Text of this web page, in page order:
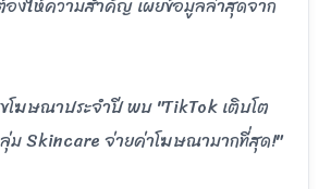
โฆษณาประจำปี พบ "TikTok เติบโต
ม Skincare จ่ายค่าโฆษณามากที่สุด!"